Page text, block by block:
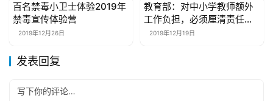
公益资讯
百名禁毒小卫士体验2019年
禁毒宣传体验营
2019年12月26日
公益资讯
教育部：对中小学教师额外
工作负担，必须厘清责任、
刚性治理
2019年12月19日
发表回复